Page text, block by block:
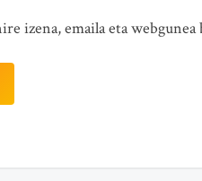
izena, emaila eta